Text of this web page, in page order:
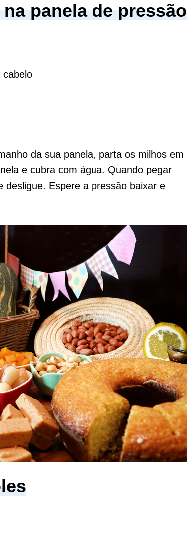
panela de pressão
cabelo
da sua panela, parta os milhos em
e cubra com água. Quando pegar
desligue. Espere a pressão baixar e